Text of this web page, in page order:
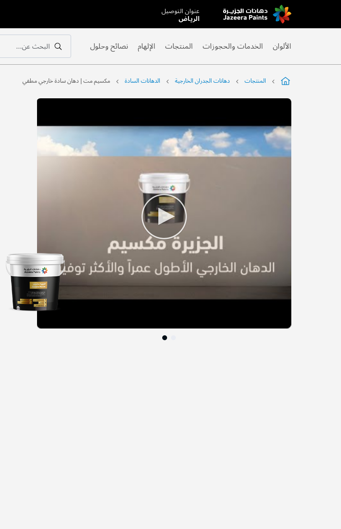
Skip
to
عنوان التوصيل
الرياض
بحث
البحث عن...
بحث الألوان الخدمات والحجوزات المنتجات الإلهام نصائح وحلول
المنتجات دهانات الجدران الخارجية الدهانات السادة مكسيم مت | دهان سادة خارجي مطفي
التخطي
نهاية
معرض
الصور